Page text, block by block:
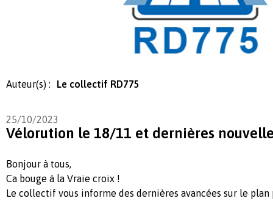
Auteur(s) : Le collectif RD775
25/10/2023
Vélorution le 18/11 et dernières
Bonjour à tous,
Ca bouge à la Vraie croix !
Le collectif vous informe des dernières avancées sur le